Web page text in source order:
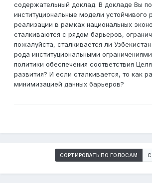
содержательный доклад. В докладе Вы
институциональные модели устойчивого
реализации в рамках национальных
сталкиваются с рядом барьеров,
пожалуйста, сталкивается ли
рода институциональными
политики обеспечения соответствия
развития? И если сталкивается, то как
минимизацией данных барьеров?
СОРТИРОВАТЬ ПО ГОЛОСАМ